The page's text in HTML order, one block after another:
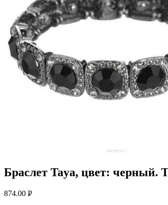
Браслет Taya, цвет: черный.
874.00 Р